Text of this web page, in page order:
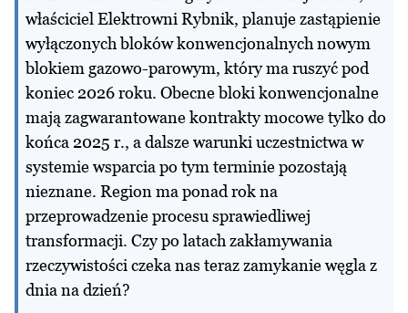
właściciel Elektrowni Rybnik, planuje zastąpienie
wyłączonych bloków konwencjonalnych nowym
blokiem gazowo-parowym, który ma ruszyć pod
koniec 2026 roku. Obecne bloki konwencjonalne
mają zagwarantowane kontrakty mocowe tylko do
końca 2025 r., a dalsze warunki uczestnictwa w
systemie wsparcia po tym terminie pozostają
nieznane. Region ma ponad rok na
przeprowadzenie procesu sprawiedliwej
transformacji. Czy po latach zakłamywania
rzeczywistości czeka nas teraz zamykanie węgla z
dnia na dzień?